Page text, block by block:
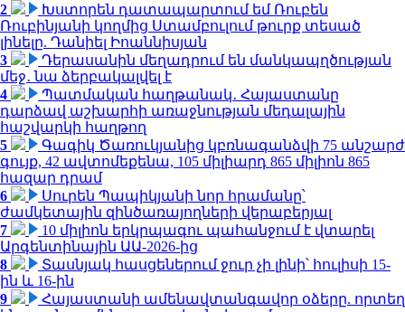
2
Խստորեն դատապարտում եմ Ռուբեն
Ռուբինյանի կողմից Ստամբուլում թուրք տեսած
լինելը. Դանիել Իոաննիսյան
3
Դերասանին մեղադրում են մանկապղծության
մեջ․ նա ձերբակալվել է
4
Պատմական հաղթանակ․ Հայաստանը
դարձավ աշխարհի առաջնության մեդալային
հաշվարկի հաղթող
5
Գագիկ Ծառուկյանից կբռնագանձվի 75 անշարժ
գույք, 42 ավտոմեքենա, 105 միլիարդ 865 միլիոն 865
հազար դրամ
6
Սուրեն Պապիկյանի նոր հրամանը՝
ժամկետային զինծառայողների վերաբերյալ
7
10 միլիոն երկրպագու պահանջում է վտարել
Արգենտինային ԱԱ-2026-ից
8
Տասնյակ հասցեներում ջուր չի լինի՝ հուլիսի 15-
ին և 16-ին
9
Հայաստանի ամենավտանգավոր օձերը. որտեղ